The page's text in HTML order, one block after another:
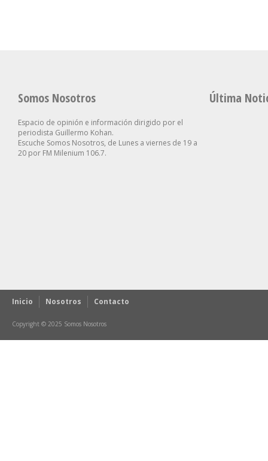
Somos Nosotros
Espacio de opinión e información dirigido por el
periodista Guillermo Kohan.
Escuche Somos Nosotros, de Lunes a viernes de 19 a
20 por FM Milenium 106.7.
Última
Inicio Nosotros Contacto
Copyright © 2025 Somos Nosotros